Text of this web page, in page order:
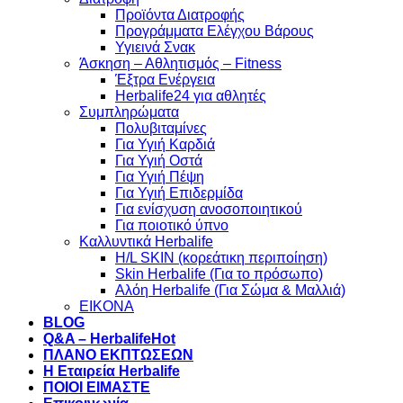
Προϊόντα Διατροφής
Προγράμματα Ελέγχου Βάρους
Υγιεινά Σνακ
Άσκηση – Αθλητισμός – Fitness
Έξτρα Ενέργεια
Herbalife24 για αθλητές
Συμπληρώματα
Πολυβιταμίνες
Για Υγιή Καρδιά
Για Υγιή Οστά
Για Υγιή Πέψη
Για Υγιή Επιδερμίδα
Για ενίσχυση ανοσοποιητικού
Για ποιοτικό ύπνο
Καλλυντικά Herbalife
H/L SKIN (κορεάτικη περιποίηση)
Skin Herbalife (Για το πρόσωπο)
Αλόη Ηerbalife (Για Σώμα & Μαλλιά)
ΕΙΚΟΝΑ
BLOG
Q&A – Herbalife
ΠΛΑΝΟ ΕΚΠΤΩΣΕΩΝ
Η Εταιρεία Herbalife
ΠΟΙΟΙ ΕΙΜΑΣΤΕ